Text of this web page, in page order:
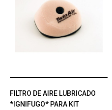
FILTRO DE AIRE LUBRICADO
*IGNIFUGO* PARA KIT